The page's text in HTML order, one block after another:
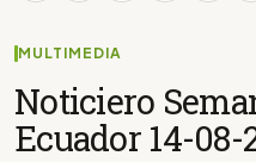
MULTIMEDIA
Noticiero
Ecuador 14-08-